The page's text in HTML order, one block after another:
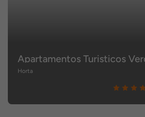
Apartamentos Turisticos
Horta